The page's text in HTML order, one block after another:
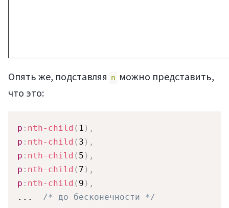
Опять же, подставляя n можно представить,
что это:
p : nth-child ( 1 ) ,
p : nth-child ( 3 ) ,
p : nth-child ( 5 ) ,
p : nth-child ( 7 ) ,
p : nth-child ( 9 ) ,
... /* до бесконечности */